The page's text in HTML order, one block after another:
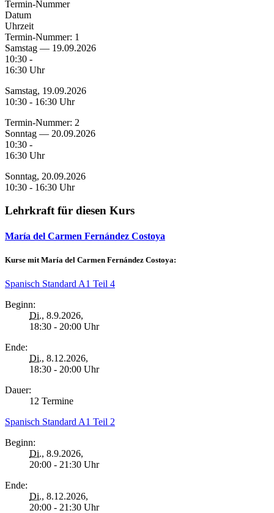
Termin-Nummer
Datum
Uhrzeit
Termin-Nummer: 1
Samstag — 19.09.2026
10:30 -
16:30 Uhr
Samstag, 19.09.2026
10:30 - 16:30 Uhr
Termin-Nummer: 2
Sonntag — 20.09.2026
10:30 -
16:30 Uhr
Sonntag, 20.09.2026
10:30 - 16:30 Uhr
Lehrkraft für diesen Kurs
María del Carmen Fernández Costoya
Kurse mit María del Carmen Fernández Costoya:
Spanisch Standard A1 Teil 4
Beginn:
Di., 8.9.2026,
18:30 - 20:00 Uhr
Ende:
Di., 8.12.2026,
18:30 - 20:00 Uhr
Dauer:
12 Termine
Spanisch Standard A1 Teil 2
Beginn:
Di., 8.9.2026,
20:00 - 21:30 Uhr
Ende:
Di., 8.12.2026,
20:00 - 21:30 Uhr